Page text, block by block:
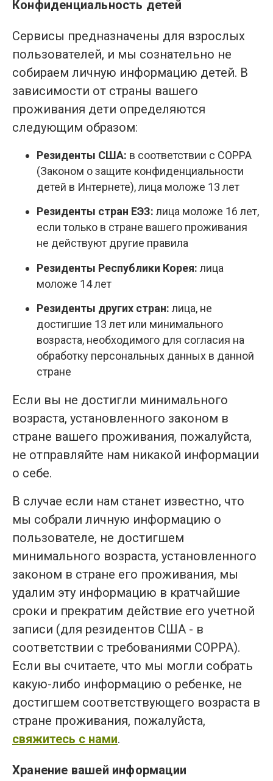
Конфиденциальность детей
Сервисы предназначены для взрослых
пользователей, и мы сознательно не
собираем личную информацию детей. В
зависимости от страны вашего
проживания дети определяются
следующим образом:
Резиденты США: в соответствии с COPPA
(Законом о защите конфиденциальности
детей в Интернете), лица моложе 13 лет
Резиденты стран ЕЭЗ: лица моложе 16 лет,
если только в стране вашего проживания
не действуют другие правила
Резиденты Республики Корея: лица
моложе 14 лет
Резиденты других стран: лица, не
достигшие 13 лет или минимального
возраста, необходимого для согласия на
обработку персональных данных в данной
стране
Если вы не достигли минимального
возраста, установленного законом в
стране вашего проживания, пожалуйста,
не отправляйте нам никакой информации
о себе.
В случае если нам станет известно, что
мы собрали личную информацию о
пользователе, не достигшем
минимального возраста, установленного
законом в стране его проживания, мы
удалим эту информацию в кратчайшие
сроки и прекратим действие его учетной
записи (для резидентов США - в
соответствии с требованиями COPPA).
Если вы считаете, что мы могли собрать
какую-либо информацию о ребенке, не
достигшем соответствующего возраста в
стране проживания, пожалуйста,
свяжитесь с нами.
Хранение вашей информации